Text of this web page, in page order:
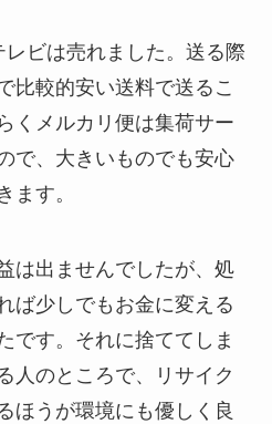
ビは売れました。送る際
比較的安い送料で送るこ
くメルカリ便は集荷サー
で、大きいものでも安心
ます。
は出ませんでしたが、処
ば少しでもお金に変える
です。それに捨ててしま
人のところで、リサイク
ほうが環境にも優しく良